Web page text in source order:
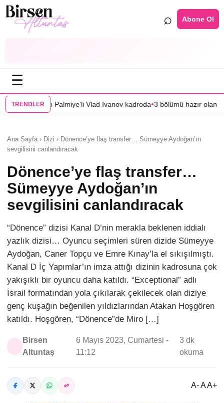
⌕ Abone Ol
☰
TRENDLERVlad Ivanov kadroda•3 bölümü hazır olan “Mercan Köşk”ün
Ana Sayfa › Dizi › Dönence’ye flaş transfer… Sümeyye Aydoğan’ın
sevgilisini canlandıracak
Dönence’ye flaş transfer…
Sümeyye Aydoğan’ın
sevgilisini canlandıracak
“Dönence” dizisi Kanal D’nin merakla beklenen iddialı
yazlık dizisi… Oyuncu seçimleri süren dizide Sümeyye
Aydoğan, Caner Topçu ve Emre Kınay’la el sıkışılmıştı.
Kanal D İç Yapımlar’ın imza attığı dizinin kadrosuna çok
yakışıklı bir oyuncu daha katıldı. “Exceptional” adlı
İsrail formatından yola çıkılarak çekilecek olan diziye
genç kuşağın beğenilen yıldızlarından Atakan Hoşgören
katıldı. Hoşgören, “Dönence”de Miro […]
Birsen
Altuntaş
6 Mayıs 2023, Cumartesi -
11:12
3 dk
okuma
A- A A+